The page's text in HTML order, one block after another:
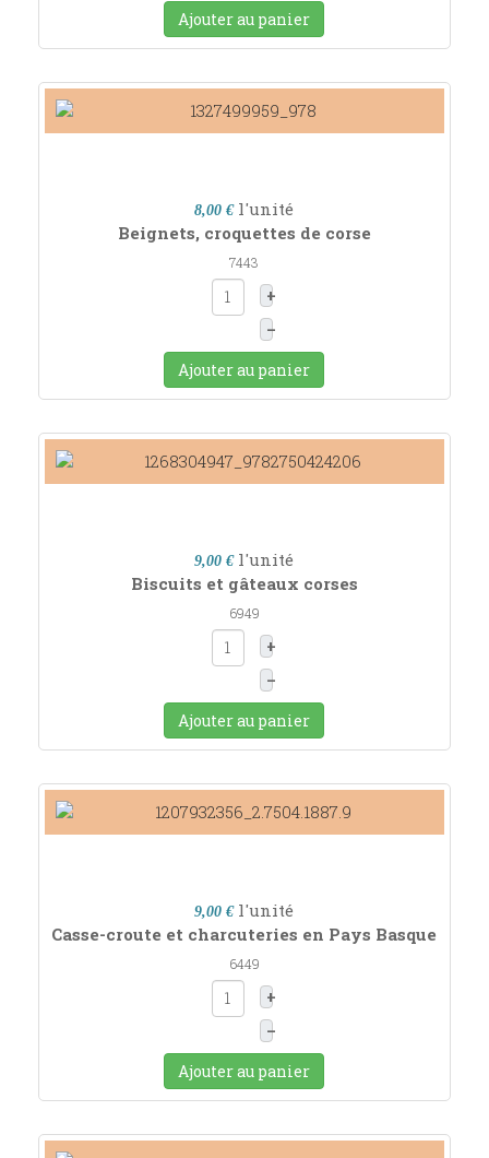
Ajouter au panier
8,00 € l'unité
Beignets, croquettes de corse
7443
+
–
Ajouter au panier
9,00 € l'unité
Biscuits et gâteaux corses
6949
+
–
Ajouter au panier
9,00 € l'unité
Casse-croute et charcuteries en Pays Basque
6449
+
–
Ajouter au panier